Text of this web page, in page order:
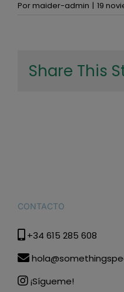
Pormaider-admin | 19
Share This
CONTACTO
+34 615 285 608
¡Sígueme!